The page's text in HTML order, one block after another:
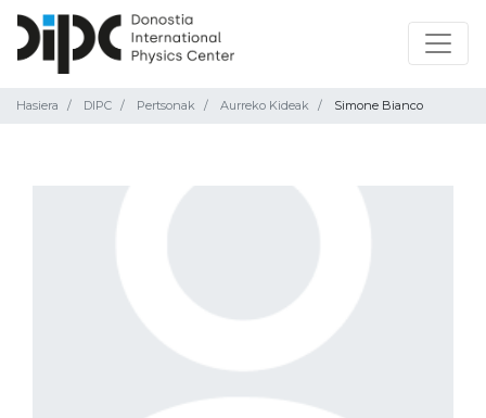
Hasiera DIPC Pertsonak Aurreko Kideak Simone Bianco